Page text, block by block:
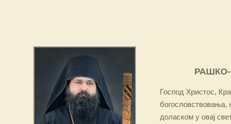
Господ Христос,
богословствовања,
доласком у овај